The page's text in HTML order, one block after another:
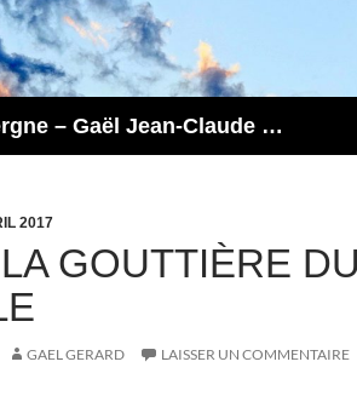
Regardauvergne – Gaël Jean-Claude GERARD
2017
GOUTTIÈRE
GAEL GERARD LAISSER UN COMMENTAIRE